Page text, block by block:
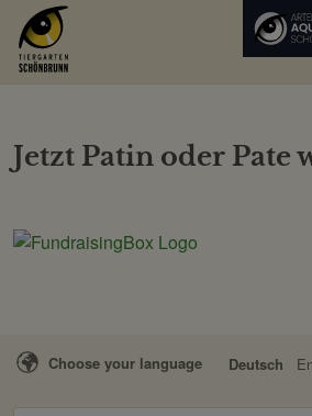
Jetzt Patin oder Pate
Choose your language Deutsch